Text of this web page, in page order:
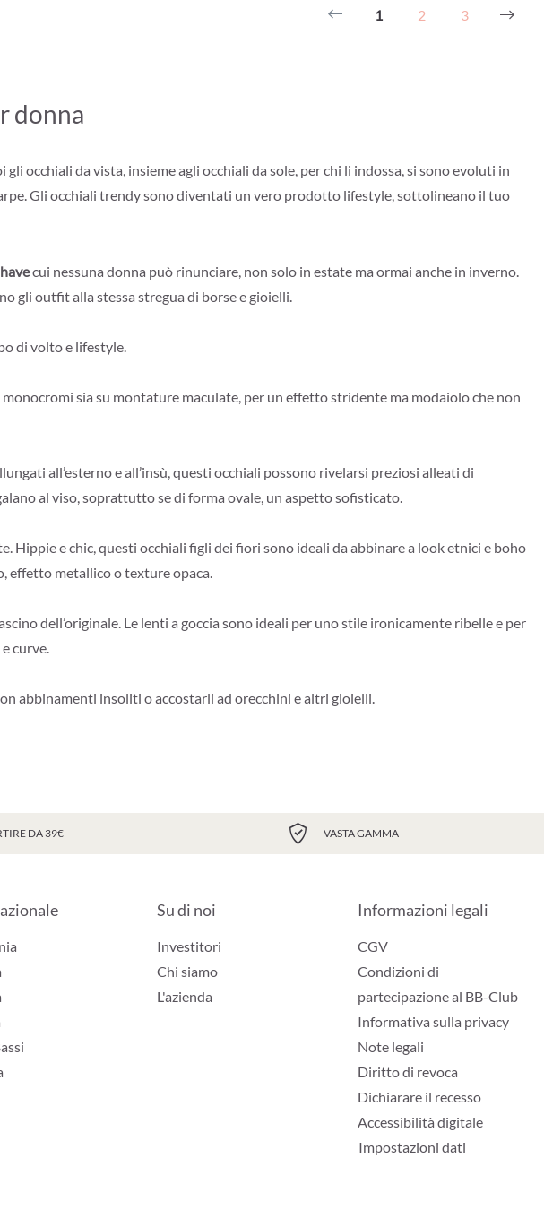
1 2 3
donna
occhiali da vista, insieme agli occhiali da sole, per chi li indossa, si sono evoluti in
Gli occhiali trendy sono diventati un vero prodotto lifestyle, sottolineano il tuo
cui nessuna donna può rinunciare, non solo in estate ma ormai anche in inverno.
gli outfit alla stessa stregua di borse e gioielli.
di volto e lifestyle.
sia su montature maculate, per un effetto stridente ma modaiolo che non
all’esterno e all’insù, questi occhiali possono rivelarsi preziosi alleati di
al viso, soprattutto se di forma ovale, un aspetto sofisticato.
Hippie e chic, questi occhiali figli dei fiori sono ideali da abbinare a look etnici e boho
effetto metallico o texture opaca.
dell’originale. Le lenti a goccia sono ideali per uno stile ironicamente ribelle e per
curve.
abbinamenti insoliti o accostarli ad orecchini e altri gioielli.
DA 39€ VASTA GAMMA
Su di noi
Investitori
Chi siamo
L'azienda
Informazioni legali
CGV
Condizioni di
partecipazione al BB-Club
Informativa sulla privacy
Note legali
Diritto di revoca
Dichiarare il recesso
Accessibilità digitale
Impostazioni dati